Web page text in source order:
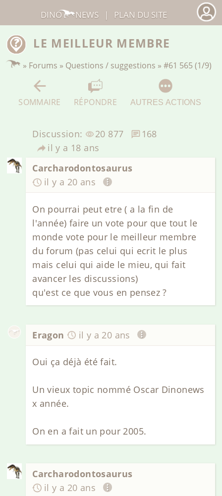
LE MEILLEUR MEMBRE
» Forums » Questions / suggestions »#61 565 (1/9)
SOMMAIRE RÉPONDRE AUTRES ACTIONS
Discussion: 20 877
168
il y a 18 ans
Carcharodontosaurus
il y a 20 ans
On pourrai peut etre ( a la fin de
l'année) faire un vote pour que tout le
monde vote pour le meilleur membre
du forum (pas celui qui ecrit le plus
mais celui qui aide le mieu, qui fait
avancer les discussions)
qu'est ce que vous en pensez ?
Eragon il y a 20 ans
Oui ça déjà été fait.
Un vieux topic nommé Oscar Dinonews
x année.
On en a fait un pour 2005.
Carcharodontosaurus
il y a 20 ans
DINO NEWS | PLAN DU SITE